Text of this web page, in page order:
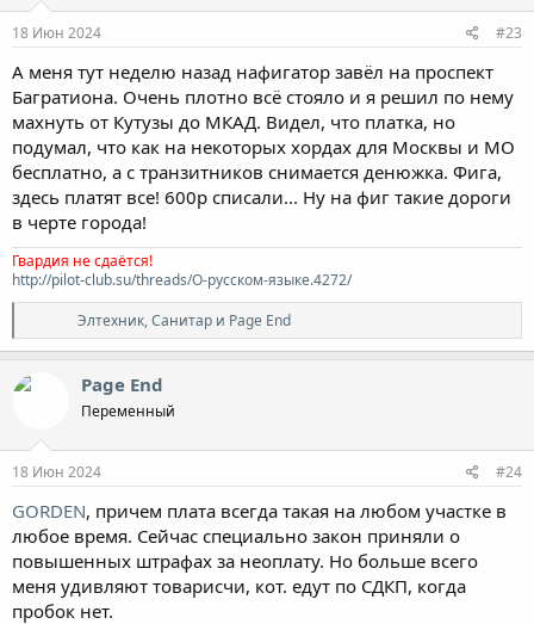
:
18 Июн 2024 #23
А меня тут неделю назад нафигатор завёл на проспект
Багратиона. Очень плотно всё стояло и я решил по нему
махнуть от Кутузы до МКАД. Видел, что платка, но
подумал, что как на некоторых хордах для Москвы и МО
бесплатно, а с транзитников снимается денюжка. Фига,
здесь платят все! 600р списали... Ну на фиг такие дороги
в черте города!
Гвардия не сдаётся!
http://pilot-club.su/threads/О-русском-языке.4272/
Р
е
а
к
ц
и
:
Элтехник,Санитар и Page End
Page End
Переменный
18 Июн 2024 #24
GORDEN, причем плата всегда такая на любом участке в
любое время. Сейчас специально закон приняли о
повышенных штрафах за неоплату. Но больше всего
меня удивляют товарисчи, кот. едут по СДКП, когда
пробок нет.